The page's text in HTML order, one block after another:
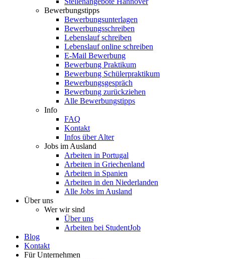
Bewerbungstipps
Bewerbungsunterlagen
Bewerbungsschreiben
Lebenslauf schreiben
Lebenslauf online schreiben
E-Mail Bewerbung
Bewerbung Praktikum
Bewerbung Schülerpraktikum
Bewerbungsgespräch
Bewerbung zurückziehen
Alle Bewerbungstipps
Info
FAQ
Kontakt
Infos über Alter
Jobs im Ausland
Arbeiten in Portugal
Arbeiten in Griechenland
Arbeiten in Spanien
Arbeiten in den Niederlanden
Alle Jobs im Ausland
Über uns
Wer wir sind
Über uns
Arbeiten bei StudentJob
Blog
Kontakt
Für Unternehmen